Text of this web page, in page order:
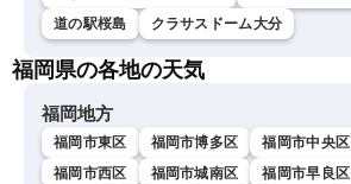
道の駅桜島
クラサスドーム大分
福岡県の各地の天気
福岡地方
福岡市東区 福岡市博多区 福岡市中央区
福岡市西区
福岡市城南区 福岡市早良区